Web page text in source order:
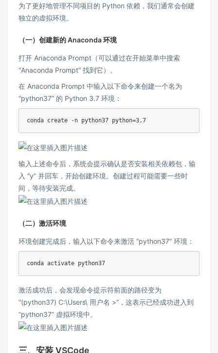
为了更好地管理不同项目的 Python 依赖，我们通常会创建
独立的虚拟环境。
（一）创建新的 Anaconda 环境
打开 Anaconda Prompt（可以通过在开始菜单中搜索
“Anaconda Prompt” 找到它）。
在 Anaconda Prompt 中输入以下命令来创建一个名为
“python37” 的 Python 3.7 环境：
输入上述命令后，系统会提示确认是否安装相关依赖包，输
入 “y” 并回车，开始创建环境。创建过程可能需要一些时
间，等待安装完成。
（二）激活环境
环境创建完成后，输入以下命令来激活 “python37” 环境：
激活成功后，会发现命令提示符前面的路径变为
“(python37) C:\Users\ 用户名 >”，这表示已经成功进入到
“python37” 虚拟环境中。
三、安装 VSCode